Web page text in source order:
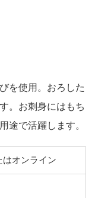
を使用。おろした
。お刺身にはもち
途で活躍します。
オンライン